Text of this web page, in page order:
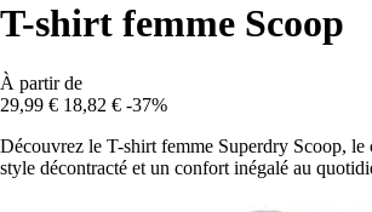
T-shirt femme Scoop
À partir de
29,99 € 18,82 € -37%
Découvrez le T-shirt femme Superdry Scoop,
style décontracté et un confort inégalé au